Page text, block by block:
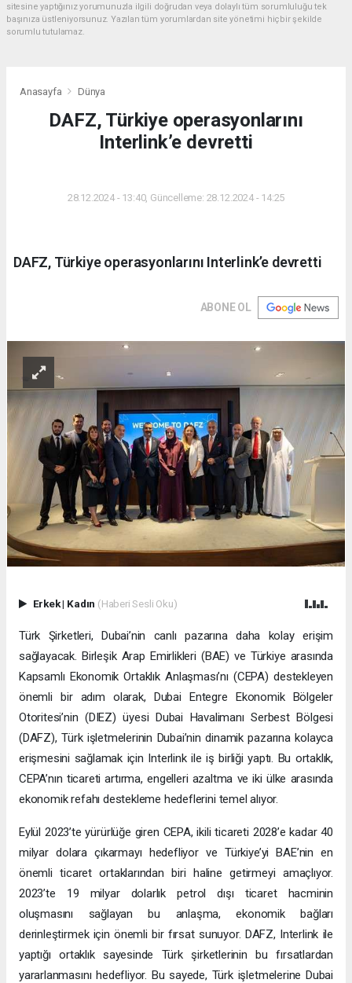
sitesine yaptığınız yorumunuzla ilgili doğrudan veya dolaylı tüm sorumluluğu tek
başınıza üstleniyorsunuz. Yazılan tüm yorumlardan site yönetimi hiçbir şekilde
sorumlu tutulamaz.
Anasayfa Dünya
DAFZ, Türkiye operasyonlarını
Interlink’e devretti
28.12.2024 - 13:40, Güncelleme: 28.12.2024 - 14:25
DAFZ, Türkiye operasyonlarını Interlink’e devretti
ABONE OL
Erkek| Kadın (Haberi Sesli Oku)
Türk Şirketleri, Dubai’nin canlı pazarına daha kolay erişim
sağlayacak. Birleşik Arap Emirlikleri (BAE) ve Türkiye arasında
Kapsamlı Ekonomik Ortaklık Anlaşması’nı (CEPA) destekleyen
önemli bir adım olarak, Dubai Entegre Ekonomik Bölgeler
Otoritesi’nin (DIEZ) üyesi Dubai Havalimanı Serbest Bölgesi
(DAFZ), Türk işletmelerinin Dubai’nin dinamik pazarına kolayca
erişmesini sağlamak için Interlink ile iş birliği yaptı. Bu ortaklık,
CEPA’nın ticareti artırma, engelleri azaltma ve iki ülke arasında
ekonomik refahı destekleme hedeflerini temel alıyor.
Eylül 2023’te yürürlüğe giren CEPA, ikili ticareti 2028’e kadar 40
milyar dolara çıkarmayı hedefliyor ve Türkiye’yi BAE’nin en
önemli ticaret ortaklarından biri haline getirmeyi amaçlıyor.
2023’te 19 milyar dolarlık petrol dışı ticaret hacminin
oluşmasını sağlayan bu anlaşma, ekonomik bağları
derinleştirmek için önemli bir fırsat sunuyor. DAFZ, Interlink ile
yaptığı ortaklık sayesinde Türk şirketlerinin bu fırsatlardan
yararlanmasını hedefliyor. Bu sayede, Türk işletmelerine Dubai